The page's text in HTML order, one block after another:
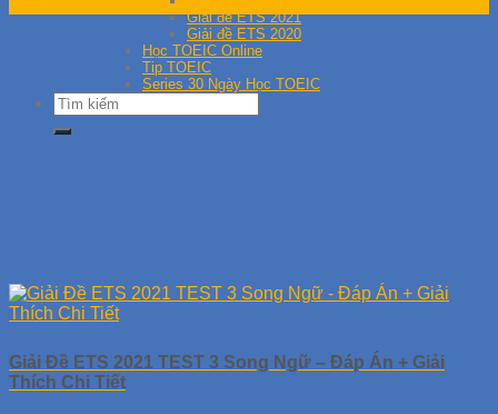
Giải đề ETS 2021
Giải đề ETS 2020
Học TOEIC Online
Tip TOEIC
Series 30 Ngày Học TOEIC
Giải Đề ETS 2021 TEST 3 Song Ngữ – Đáp Án + Giải
Thích Chi Tiết